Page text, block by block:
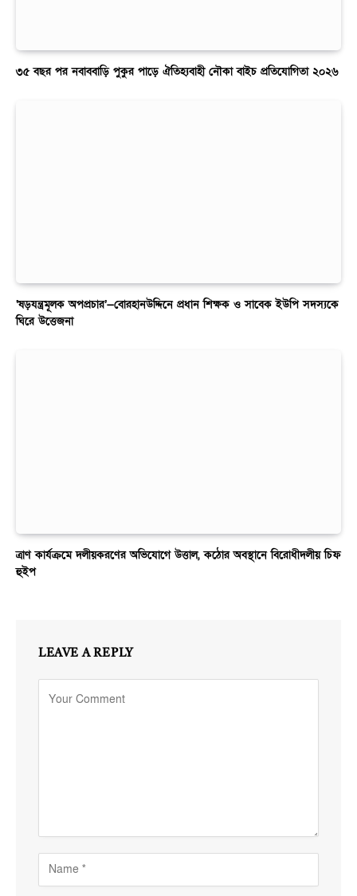
৩৫ বছর পর নবাববাড়ি পুকুর পাড়ে ঐতিহ্যবাহী নৌকা বাইচ প্রতিযোগিতা ২০২৬
‘ষড়যন্ত্রমূলক অপপ্রচার’—বোরহানউদ্দিনে প্রধান শিক্ষক ও সাবেক ইউপি সদস্যকে
ঘিরে উত্তেজনা
ত্রাণ কার্যক্রমে দলীয়করণের অভিযোগে উত্তাল, কঠোর অবস্থানে বিরোধীদলীয় চিফ
হুইপ
LEAVE A REPLY